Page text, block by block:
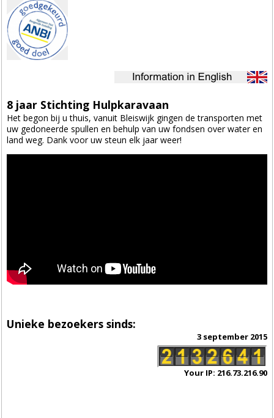
8 jaar Stichting Hulpkaravaan
Het begon bij u thuis, vanuit Bleiswijk gingen de transporten met
uw gedoneerde spullen en behulp van uw fondsen over water en
land weg. Dank voor uw steun elk jaar weer!
Unieke bezoekers sinds:
3 september 2015
Your IP: 216.73.216.90